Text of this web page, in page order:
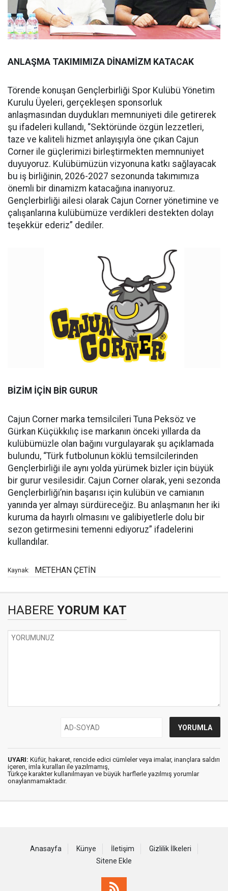
ANLAŞMA TAKIMIMIZA DİNAMİZM KATACAK
Törende konuşan Gençlerbirliği Spor Kulübü Yönetim
Kurulu Üyeleri, gerçekleşen sponsorluk
anlaşmasından duydukları memnuniyeti dile getirerek
şu ifadeleri kullandı, “Sektöründe özgün lezzetleri,
taze ve kaliteli hizmet anlayışıyla öne çıkan Cajun
Corner ile güçlerimizi birleştirmekten memnuniyet
duyuyoruz. Kulübümüzün vizyonuna katkı sağlayacak
bu iş birliğinin, 2026-2027 sezonunda takımımıza
önemli bir dinamizm katacağına inanıyoruz.
Gençlerbirliği ailesi olarak Cajun Corner yönetimine ve
çalışanlarına kulübümüze verdikleri destekten dolayı
teşekkür ederiz” dediler.
BİZİM İÇİN BİR GURUR
Cajun Corner marka temsilcileri Tuna Peksöz ve
Gürkan Küçükkılıç ise markanın önceki yıllarda da
kulübümüzle olan bağını vurgulayarak şu açıklamada
bulundu, “Türk futbolunun köklü temsilcilerinden
Gençlerbirliği ile aynı yolda yürümek bizler için büyük
bir gurur vesilesidir. Cajun Corner olarak, yeni sezonda
Gençlerbirliği’nin başarısı için kulübün ve camianın
yanında yer almayı sürdüreceğiz. Bu anlaşmanın her iki
kuruma da hayırlı olmasını ve galibiyetlerle dolu bir
sezon getirmesini temenni ediyoruz” ifadelerini
kullandılar.
Kaynak: METEHAN ÇETİN
HABERE YORUM KAT
UYARI: Küfür, hakaret, rencide edici cümleler veya imalar, inançlara saldırı
içeren, imla kuralları ile yazılmamış,
Türkçe karakter kullanılmayan ve büyük harflerle yazılmış yorumlar
onaylanmamaktadır.
Anasayfa Künye İletişim
Gizlilik İlkeleri
Sitene Ekle